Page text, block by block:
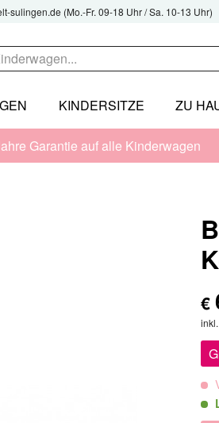
sulingen.de (Mo.-Fr. 09-18 Uhr / Sa. 10-13 Uhr)
KINDERSITZE ZU
Garantie auf alle Kinderwagen
€